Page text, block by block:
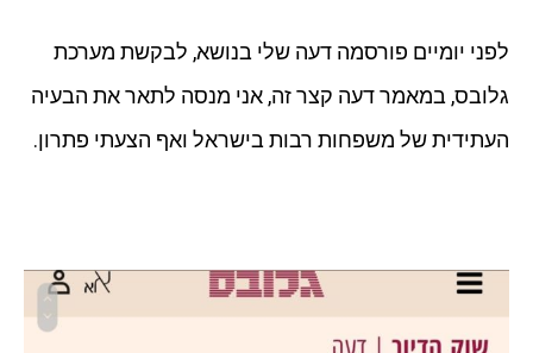
לפני יומיים פורסמה דעה שלי בנושא, לבקשת מערכת
גלובס, במאמר דעה קצר זה, אני מנסה לתאר את הבעיה
העתידית של משפחות רבות בישראל ואף הצעתי פתרון.